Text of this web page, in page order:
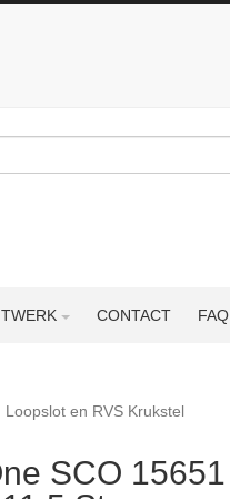
CONTACT FAQ
en RVS Krukstel
SCO 15651